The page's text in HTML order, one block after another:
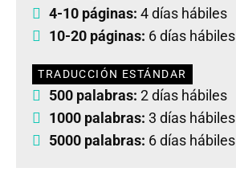
4-10 páginas: 4 días hábiles
10-20 páginas: 6 días hábiles
TRADUCCIÓN ESTÁNDAR
500 palabras: 2 días hábiles
1000 palabras: 3 días hábiles
5000 palabras: 6 días hábiles